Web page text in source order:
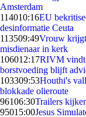
Amsterdam
114010:16EU
desinformatie Ceuta
113509:49Vrouw krijgt
misdienaar in kerk
106012:17RIVM vindt
borstvoeding blijft
103309:53Houthi's
blokkade olieroute
96106:30Trailers
95015:00Jesus